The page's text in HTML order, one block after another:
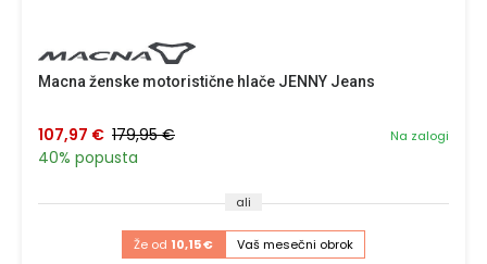
Macna ženske motoristične hlače JENNY Jeans
Na zalogi
107,97 € 179,95 €
40% popusta
ali
Že od 10,15 € Vaš mesečni obrok